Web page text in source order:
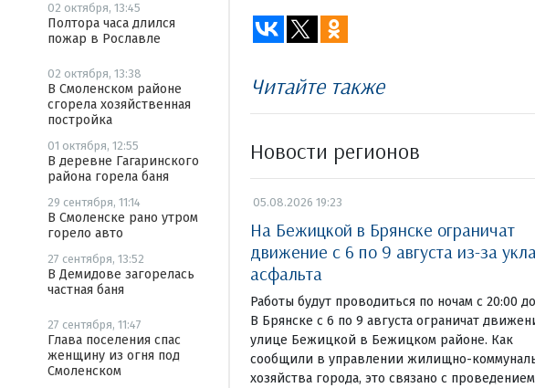
02 октября, 13:45
Полтора часа длился
пожар в Рославле
02 октября, 13:38
В Смоленском районе
сгорела хозяйственная
постройка
01 октября, 12:55
В деревне Гагаринского
района горела баня
29 сентября, 11:14
В Смоленске рано утром
горело авто
27 сентября, 13:52
В Демидове загорелась
частная баня
27 сентября, 11:47
Глава поселения спас
женщину из огня под
Смоленском
Читайте также
Новости регионов
05.08.2026 19:23
На Бежицкой в Брянске ограничат
движение с 6 по 9 августа из-за
асфальта
Работы будут проводиться по ночам с 20:00
В Брянске с 6 по 9 августа ограничат
улице Бежицкой в Бежицком районе. Как
сообщили в управлении жилищно-
хозяйства города, это связано с